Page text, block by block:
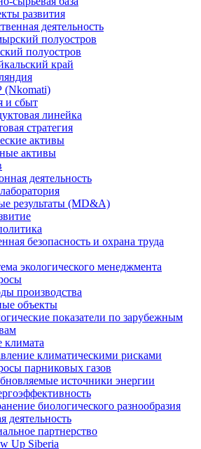
развития
деятельность
полуостров
полуостров
край
и сбыт
линейка
стратегия
активы
активы
деятельность
результаты (MD&A)
безопасность и охрана труда
экологического менеджмента
производства
объекты
показатели по зарубежным
климата
климатическими рисками
парниковых газов
источники энергии
биологического разнообразия
деятельность
партнерство
Up Siberia